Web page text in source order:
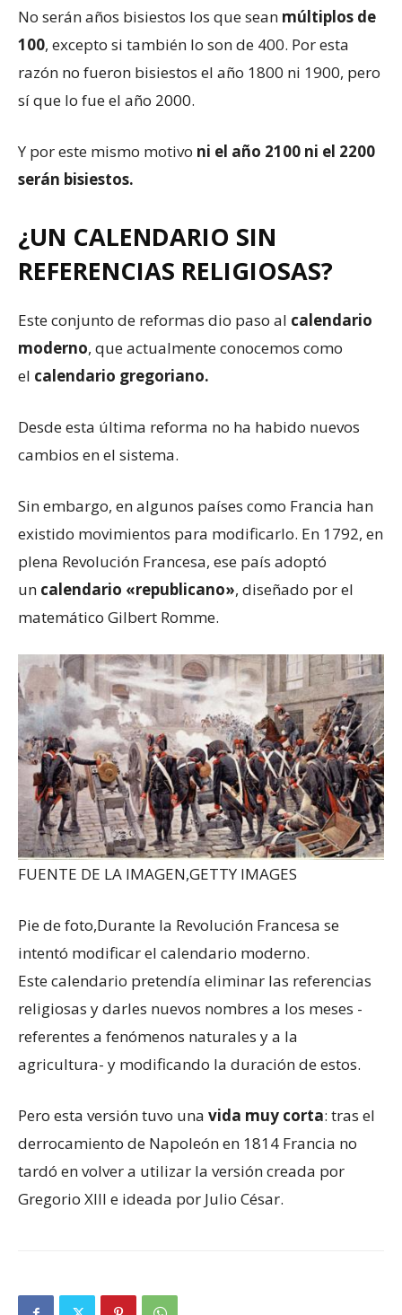
No serán años bisiestos los que sean múltiplos de
100, excepto si también lo son de 400. Por esta
razón no fueron bisiestos el año 1800 ni 1900, pero
sí que lo fue el año 2000.
Y por este mismo motivo ni el año 2100 ni el 2200
serán bisiestos.
¿UN CALENDARIO SIN
REFERENCIAS RELIGIOSAS?
Este conjunto de reformas dio paso al calendario
moderno, que actualmente conocemos como
el calendario gregoriano.
Desde esta última reforma no ha habido nuevos
cambios en el sistema.
Sin embargo, en algunos países como Francia han
existido movimientos para modificarlo. En 1792, en
plena Revolución Francesa, ese país adoptó
un calendario «republicano», diseñado por el
matemático Gilbert Romme.
FUENTE DE LA IMAGEN,GETTY IMAGES
Pie de foto,Durante la Revolución Francesa se
intentó modificar el calendario moderno.
Este calendario pretendía eliminar las referencias
religiosas y darles nuevos nombres a los meses -
referentes a fenómenos naturales y a la
agricultura- y modificando la duración de estos.
Pero esta versión tuvo una vida muy corta: tras el
derrocamiento de Napoleón en 1814 Francia no
tardó en volver a utilizar la versión creada por
Gregorio XIII e ideada por Julio César.